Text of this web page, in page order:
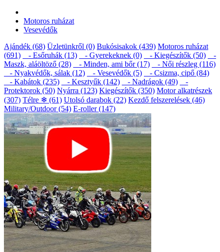
Motoros ruházat
Vesevédők
Ajándék (68) Üzletünkről (0) Bukósisakok (439) Motoros ruházat
(691)
- Esőruhák (13) - Gyerekeknek (0) - Kiegészítők (50)
-
Maszk, aláöltöző (28)
- Minden, ami bőr (17)
- Női részleg (116)
- Nyakvédők, sálak (12)
- Vesevédők (5)
- Csizma, cipő (84)
- Kabátok (235)
- Kesztyűk (142) - Nadrágok (49)
-
Protektorok (50) Nyárra (123) Kiegészítők (350) Motor alkatrészek
(307) Télre ❄ (61) Utolsó darabok (22) Kezdő felszerelések (46)
Military/Outdoor (54) E-roller (147)